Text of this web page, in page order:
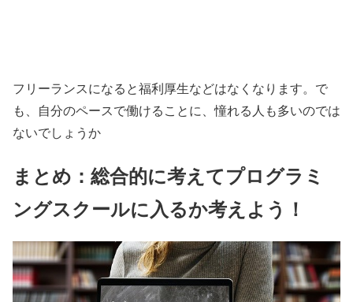
フリーランスになると福利厚生などはなくなります。で
も、自分のペースで働けることに、憧れる人も多いのでは
ないでしょうか
まとめ：総合的に考えてプログラミ
ングスクールに入るか考えよう！